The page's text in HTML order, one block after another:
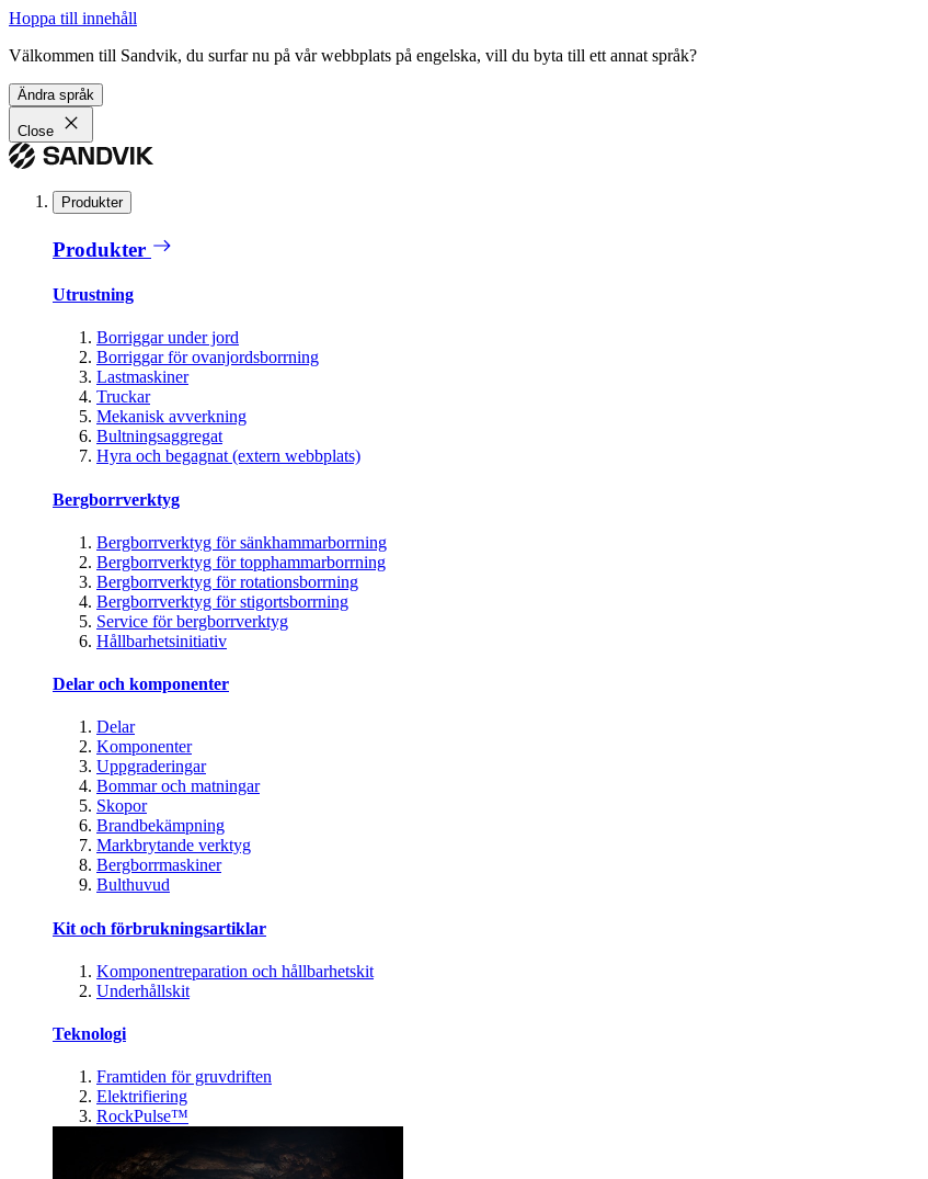
Hoppa till innehåll
Välkommen till Sandvik, du surfar nu på vår webbplats på engelska, vill du byta till ett annat språk?
Ändra språk
Close
Produkter
Produkter
Utrustning
Borriggar under jord
Borriggar för ovanjordsborrning
Lastmaskiner
Truckar
Mekanisk avverkning
Bultningsaggregat
Hyra och begagnat (extern webbplats)
Bergborrverktyg
Bergborrverktyg för sänkhammarborrning
Bergborrverktyg för topphammarborrning
Bergborrverktyg för rotationsborrning
Bergborrverktyg för stigortsborrning
Service för bergborrverktyg
Hållbarhetsinitiativ
Delar och komponenter
Delar
Komponenter
Uppgraderingar
Bommar och matningar
Skopor
Brandbekämpning
Markbrytande verktyg
Bergborrmaskiner
Bulthuvud
Kit och förbrukningsartiklar
Komponentreparation och hållbarhetskit
Underhållskit
Teknologi
Framtiden för gruvdriften
Elektrifiering
RockPulse™